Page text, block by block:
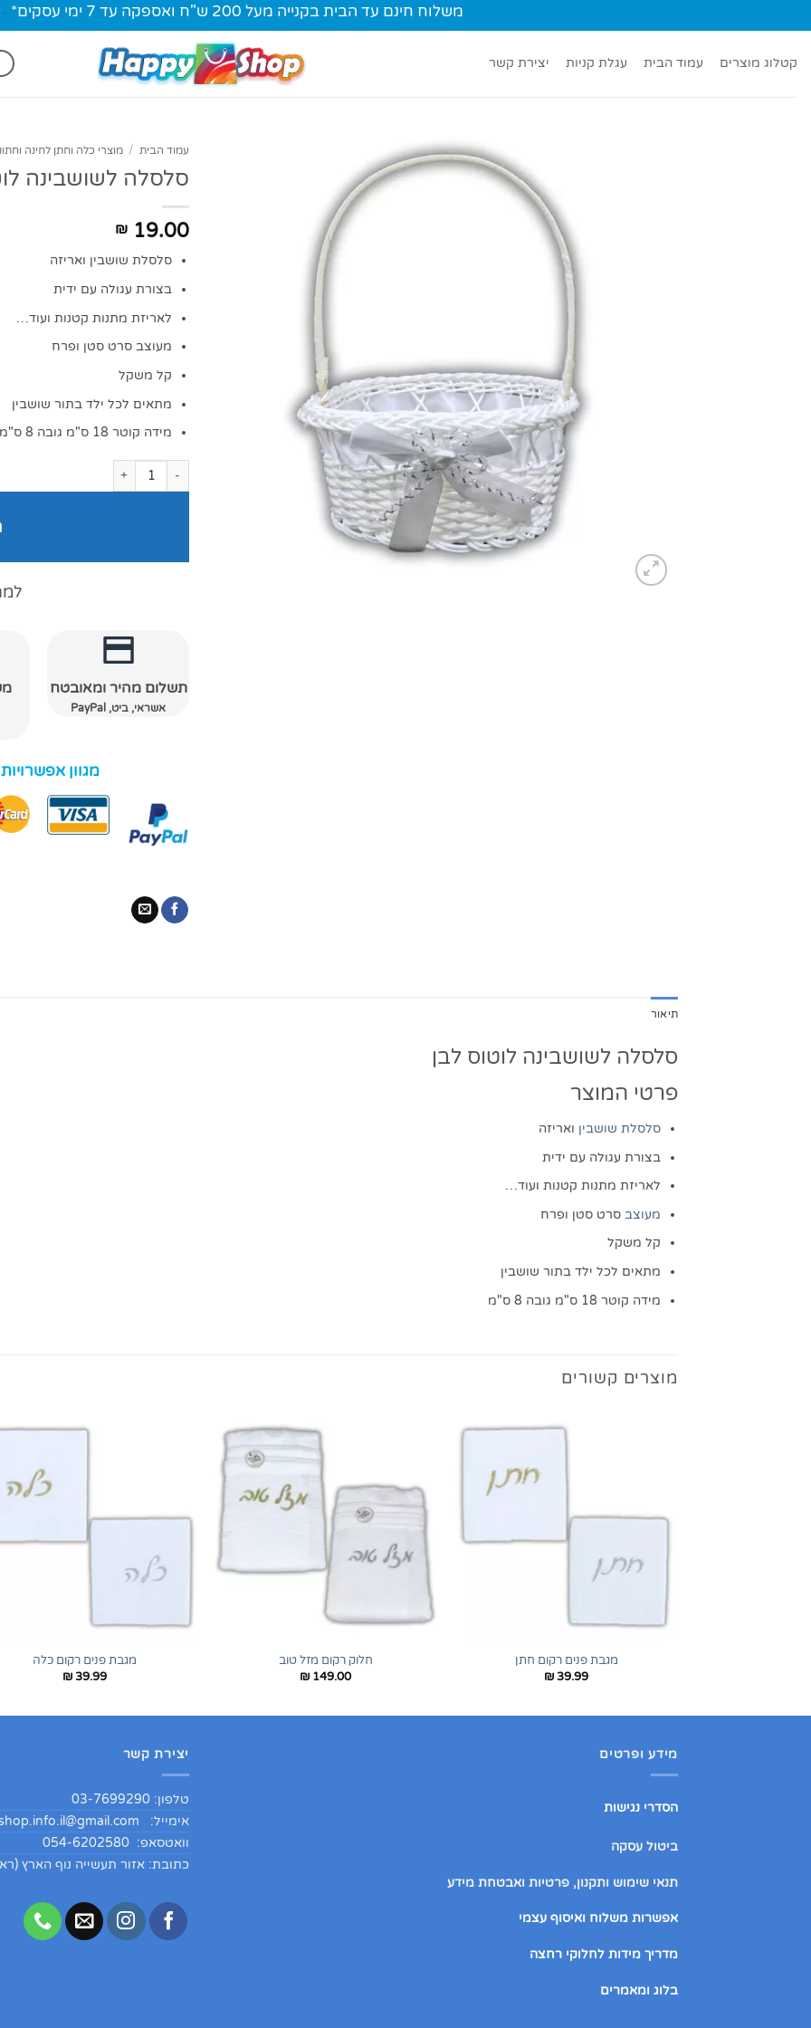
to
משלוח חינם עד הבית בקנייה מעל 200 ש"ח ואספקה עד 7 ימי עסקים* -
קטלוג מוצרים עמוד הבית עגלת קניות יצירת קשר
עמוד הבית / מוצרי כלה וחתן לחינה
סלסלה לשושבינה
₪ 19.00
סלסלת שושבין ואריזה
בצורת עגולה עם ידית
לאריזת מתנות קטנות ועוד…
מעוצב סרט סטן ופרח
קל משקל
מתאים לכל ילד בתור שושבין
מידה קוטר 18 ס"מ גובה 8 ס"מ
כמות של סלסלה לשושבינה לוטוס לבן
תשלום מהיר ומאובטח
אשראי, ביט, PayPal
מגוון
תיאור
סלסלה לשושבינה לוטוס לבן
פרטי המוצר
סלסלת שושבין ואריזה
בצורת עגולה עם ידית
לאריזת מתנות קטנות ועוד…
מעוצבסרט סטן ופרח
קל משקל
מתאים לכל ילד בתור שושבין
מידה קוטר 18 ס"מ גובה 8 ס"מ
מוצרים קשורים
מגבת פנים רקום חתן
₪39.99
חלוק רקום מזל טוב
₪ 149.00
מגבת פנים רקום כלה
₪39.99
מידע ופרטים
הסדרי נגישות
ביטול עסקה
תנאי שימוש ותקנון, פרטיות ואבטחת מידע
אפשרות משלוח ואיסוף עצמי
מדריך מידות לחלוקי רחצה
בלוג ומאמרים
יצירת קשר
טלפון: 03-7699290
אימייל:
וואטסאפ: 054-6202580
כתובת: אזור תעשייה נוף הארץ